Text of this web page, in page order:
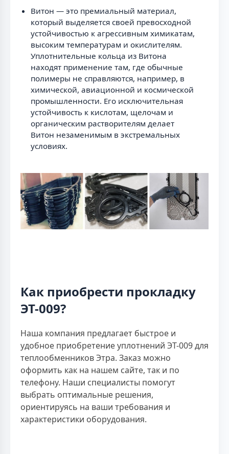
Витон — это премиальный материал,
который выделяется своей превосходной
устойчивостью к агрессивным химикатам,
высоким температурам и окислителям.
Уплотнительные кольца из Витона
находят применение там, где обычные
полимеры не справляются, например, в
химической, авиационной и космической
промышленности. Его исключительная
устойчивость к кислотам, щелочам и
органическим растворителям делает
Витон незаменимым в экстремальных
условиях.
Как приобрести прокладку
ЭТ-009?
Наша компания предлагает быстрое и
удобное приобретение уплотнений ЭТ-009 для
теплообменников Этра. Заказ можно
оформить как на нашем сайте, так и по
телефону. Наши специалисты помогут
выбрать оптимальные решения,
ориентируясь на ваши требования и
характеристики оборудования.